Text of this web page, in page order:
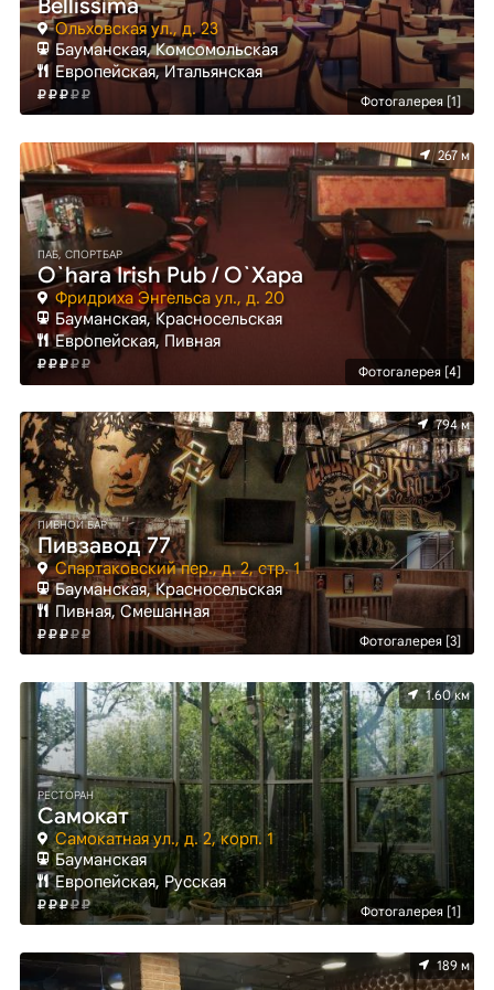
Фотогалерея [1]
Bellissima
Ольховская ул., д. 23
Бауманская, Комсомольская
Европейская, Итальянская
Фотогалерея [4]
267 м
ПАБ, СПОРТБАР
O`hara Irish Pub / О`Хара
Фридриха Энгельса ул., д. 20
Бауманская, Красносельская
Европейская, Пивная
Фотогалерея [3]
794 м
ПИВНОЙ БАР
Пивзавод 77
Спартаковский пер., д. 2, стр. 1
Бауманская, Красносельская
Пивная, Смешанная
Фотогалерея [1]
1.60 км
РЕСТОРАН
Самокат
Самокатная ул., д. 2, корп. 1
Бауманская
Европейская, Русская
189 м